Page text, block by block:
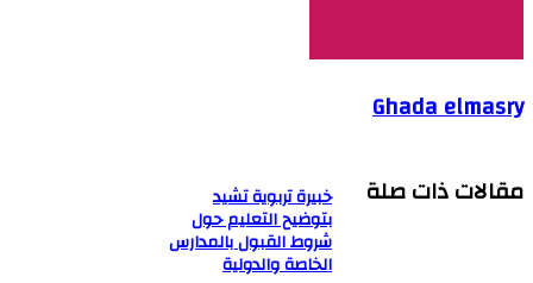
Ghada elmasry
مقالات ذات صلة خبيرة تربوية تشيد
بتوضيح التعليم حول
شروط القبول بالمدارس
الخاصة والدولية